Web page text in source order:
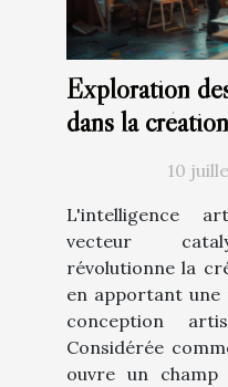
Exploration
dans la
10
L'intelligence
vecteur
révolutionne la
en apportant une
conception
Considérée
ouvre un champ